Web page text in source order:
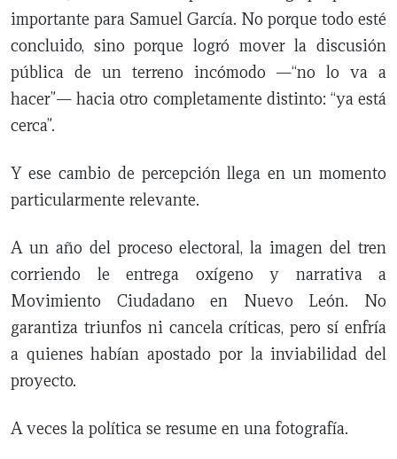
importante para Samuel García. No porque todo esté
concluido, sino porque logró mover la discusión
pública de un terreno incómodo —“no lo va a
hacer”— hacia otro completamente distinto: “ya está
cerca”.
Y ese cambio de percepción llega en un momento
particularmente relevante.
A un año del proceso electoral, la imagen del tren
corriendo le entrega oxígeno y narrativa a
Movimiento Ciudadano en Nuevo León. No
garantiza triunfos ni cancela críticas, pero sí enfría
a quienes habían apostado por la inviabilidad del
proyecto.
A veces la política se resume en una fotografía.